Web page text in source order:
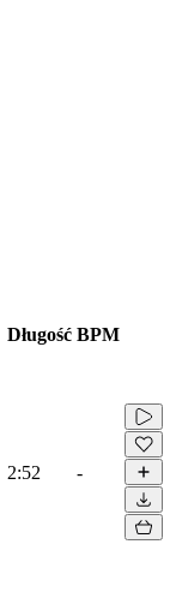
Długość BPM
2:52 -